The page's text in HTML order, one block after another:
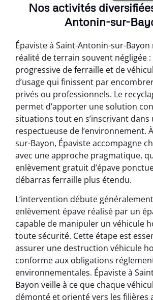
Nos activités
Antonin-sur-
Épaviste à Saint-Antonin-sur-
réalité de terrain souvent négligée :
progressive de ferraille et de
d’usage qui finissent par
privés ou professionnels. Le
permet d’apporter une solution
situations tout en s’inscrivant dans
respectueuse de l’environnement.
sur-Bayon, Épaviste accompagne
avec une approche pragmatique,
enlèvement gratuit d’épave
débarras ferraille plus étendu.
L’intervention débute
enlèvement épave réalisé par un
capable de manipuler un véhicule
toute sécurité. Cette étape est
assurer une destruction véhicule
conforme aux obligations
environnementales. Épaviste à
Bayon veille à ce que chaque
démonté et orienté vers les filières